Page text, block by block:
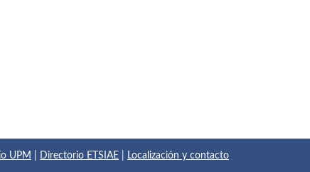
UPM Directorio ETSIAE Localización y contacto